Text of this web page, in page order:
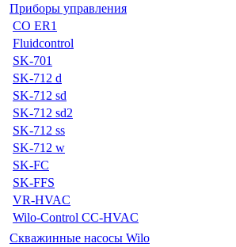
Приборы управления
CO ER1
Fluidcontrol
SK-701
SK-712 d
SK-712 sd
SK-712 sd2
SK-712 ss
SK-712 w
SK-FC
SK-FFS
VR-HVAC
Wilo-Control CC-HVAC
Скважинные насосы Wilo